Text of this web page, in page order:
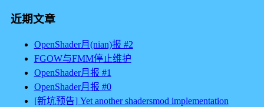
近期文章
OpenShader月(nian)报 #2
FGOW与FMM停止维护
OpenShader月报 #1
OpenShader月报 #0
[新坑预告] Yet another shadersmod implementation